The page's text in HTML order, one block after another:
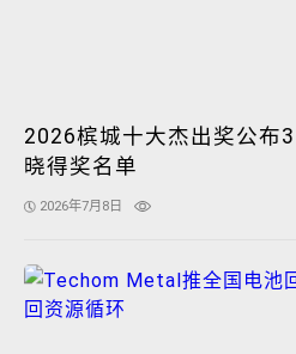
2026槟城十大杰出奖公布
晓得奖名单
2026年7月8日